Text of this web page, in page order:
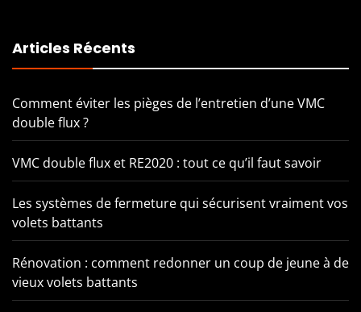
Articles Récents
Comment éviter les pièges de l’entretien d’une VMC
double flux ?
VMC double flux et RE2020 : tout ce qu’il faut savoir
Les systèmes de fermeture qui sécurisent vraiment vos
volets battants
Rénovation : comment redonner un coup de jeune à de
vieux volets battants